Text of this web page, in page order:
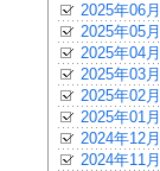
2025年06月
2025年05月
2025年04月
2025年03月
2025年02月
2025年01月
2024年12月
2024年11月